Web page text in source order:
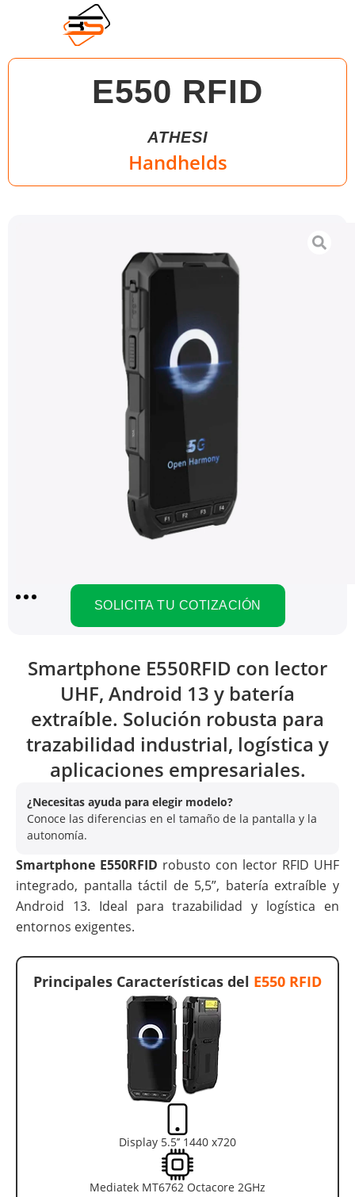
E550 RFID
ATHESI
Handhelds
SOLICITA TU COTIZACIÓN
Smartphone E550RFID con lector
UHF, Android 13 y batería
extraíble. Solución robusta para
trazabilidad industrial, logística y
aplicaciones empresariales.
¿Necesitas ayuda para elegir modelo?
Conoce las diferencias en el tamaño de la pantalla y la
autonomía.
Smartphone E550RFID robusto con lector RFID UHF
integrado, pantalla táctil de 5,5”, batería extraíble y
Android 13. Ideal para trazabilidad y logística en
entornos exigentes.
Principales Características del E550 RFID
Display 5.5’’ 1440 x720
Mediatek MT6762 Octacore 2GHz